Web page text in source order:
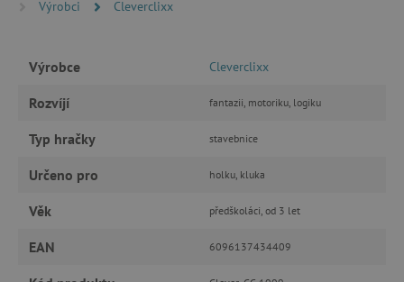
Výrobci
Cleverclixx
Výrobce Cleverclixx
Rozvíjí fantazii, motoriku, logiku
Typ hračky stavebnice
Určeno pro holku, kluka
Věk předškoláci, od 3 let
EAN 6096137434409
přihlášení uživatele a správa účtu. Webové
Cloudflare Inc.